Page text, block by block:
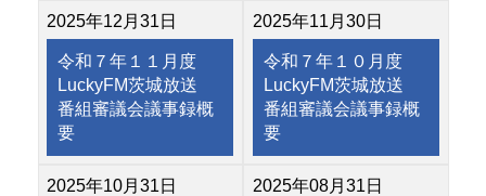
2025年12月31日
令和７年１１月度
LuckyFM茨城放送
番組審議会議事録概
要
2025年11月30日
令和７年１０月度
LuckyFM茨城放送
番組審議会議事録概
要
2025年10月31日 2025年08月31日